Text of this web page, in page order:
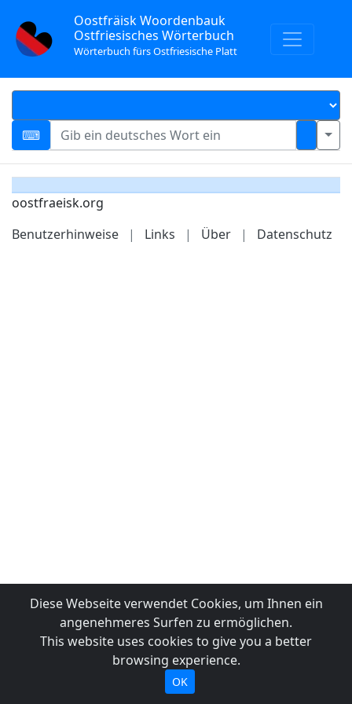
Oostfräisk Woordenbauk
Ostfriesisches Wörterbuch
Wörterbuch fürs Ostfriesische Platt
oostfraeisk.org
Benutzerhinweise
| Links | Über | Datenschutz
Diese Webseite verwendet Cookies, um Ihnen ein
angenehmeres Surfen zu ermöglichen.
This website uses cookies to give you a better
browsing experience.
OK